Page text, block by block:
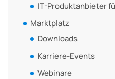
IT-Produktanbieter
Marktplatz
Downloads
Karriere-Events
Webinare